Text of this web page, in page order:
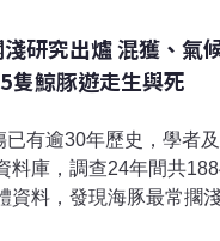
研究出爐 混獲、氣
鯨豚遊走生與死
已有逾30年歷史，學者
料庫，調查24年間共
資料，發現海豚最常擱